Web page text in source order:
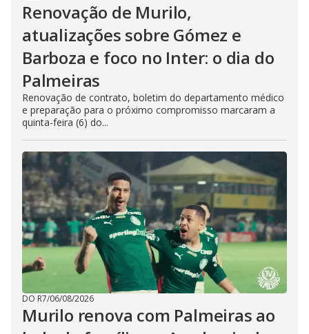
Renovação de Murilo,
atualizações sobre Gómez e
Barboza e foco no Inter: o dia do
Palmeiras
Renovação de contrato, boletim do departamento médico
e preparação para o próximo compromisso marcaram a
quinta-feira (6) do...
DO R7/06/08/2026
Murilo renova com Palmeiras ao